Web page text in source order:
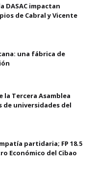
DASAC impactan
de Cabral y Vicente
una fábrica de
la Tercera Asamblea
universidades del
partidaria; FP 18.5
Económico del Cibao